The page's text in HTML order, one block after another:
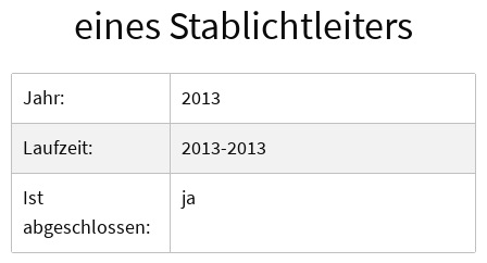
eines Stablichtleiters
Jahr:
2013
Laufzeit:
2013-2013
Ist
abgeschlossen:
ja